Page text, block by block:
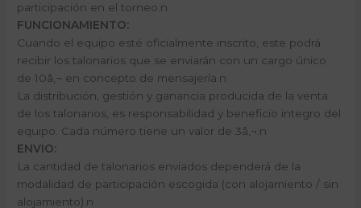
participación en el torneo.n
FUNCIONAMIENTO:
Cuando el equipo esté oficialmente inscrito, este podrá
recibir los talonarios que se enviarán con un cargo único
de 10â‚¬ en concepto de mensajería.n
La distribución, gestión y ganancia producida de la venta
de los talonarios, es responsabilidad y beneficio integro del
equipo. Cada número tiene un valor de 3â‚¬.n
ENVIO:
La cantidad de talonarios enviados dependerá de la
modalidad de participación escogida (con alojamiento / sin
alojamiento).n